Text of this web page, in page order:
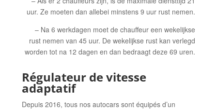
uur. Ze moeten dan allebei minstens 9 uur rust nemen.
– Na 6 werkdagen moet de chauffeur een wekelijkse
rust nemen van 45 uur. De wekelijkse rust kan verlegd
worden tot na 12 dagen en dan bedraagt deze 69 uren.
Régulateur de vitesse
adaptatif
Depuis 2016, tous nos autocars sont équipés d’un